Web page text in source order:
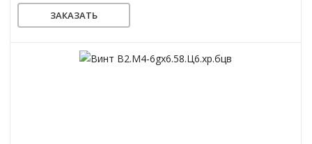
ЗАКАЗАТЬ